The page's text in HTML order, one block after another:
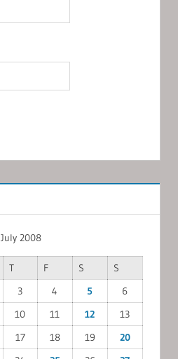
July 2008
T F S
S
3 4 5
6
10 11 12
13
17 18 19
20